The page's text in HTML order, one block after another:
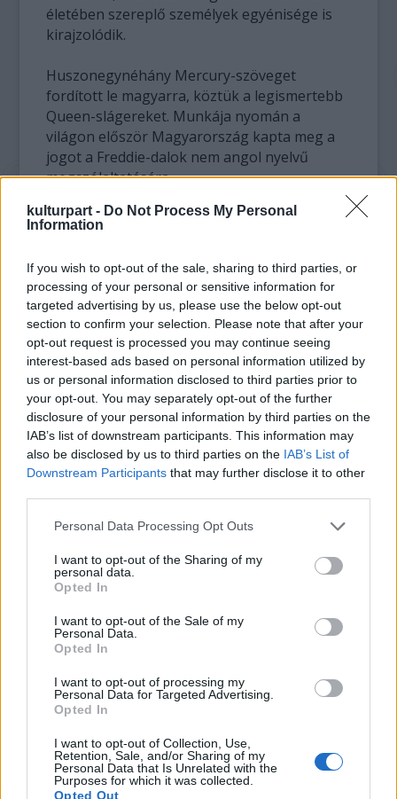
kulturpart - Do Not Process My Personal
Information
If you wish to opt-out of the sale, sharing to third parties, or
processing of your personal or sensitive information for
targeted advertising by us, please use the below opt-out
section to confirm your selection. Please note that after your
opt-out request is processed you may continue seeing
interest-based ads based on personal information utilized by
us or personal information disclosed to third parties prior to
your opt-out. You may separately opt-out of the further
disclosure of your personal information by third parties on the
IAB’s list of downstream participants. This information may
also be disclosed by us to third parties on the IAB’s List of
Downstream Participants that may further disclose it to other
Please note that this website/app uses one or more Google
not limited to your visit or usage behaviour. You may click to
grant or deny consent to Google and its third-party tags to
use your data for below specified purposes in below Google
consent section.
Personal Data Processing Opt Outs
I want to opt-out of the Sharing of my
personal data.
Opted In
I want to opt-out of the Sale of my
Personal Data.
Opted In
I want to opt-out of processing my
Personal Data for Targeted Advertising.
Opted In
I want to opt-out of Collection, Use,
Retention, Sale, and/or Sharing of my
Personal Data that Is Unrelated with the
Purposes for which it was collected.
Opted Out
életében szereplő személyek egyénisége is
kirajzolódik.
Huszonegynéhány Mercury-szöveget
fordított le magyarra, köztük a legismertebb
Queen-slágereket. Munkája nyomán a
világon először Magyarország kapta meg a
jogot a Freddie-dalok nem angol nyelvű
megszólaltatására.
Az előadáson neves és fiatal hazai
Serbán Attila, Varga Miklós, Zentai András,
Tóth Vera és Tóth Gabi, Nagy Anikó, Puskás
Péter idézik fel dalai révén a rocktörténet
legendás alakját.
Ajánlott irodalom
www.kulturpart.hu/zene/14226/